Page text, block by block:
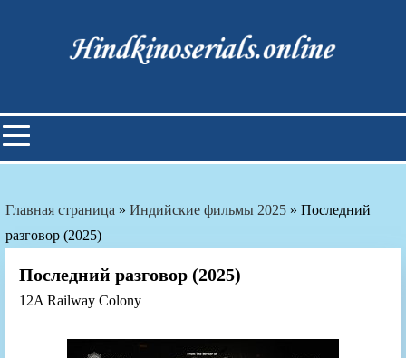
Индийские фильмы смотреть
онлайн
Главная страница » Индийские фильмы 2025 » Последний
разговор (2025)
Последний разговор (2025)
12A Railway Colony